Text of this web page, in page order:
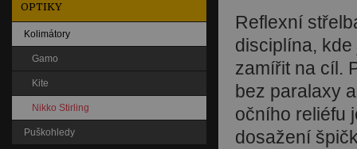
Reflexní
disciplína,
zamířit na cíl.
bez paralaxy
očního reliéfu
dosažení
OPTIKY
Kolimátory
Gamo
Kite
Nikko Stirling
Puškohledy